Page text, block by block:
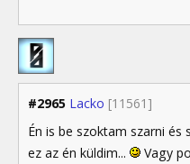
#2965 Lacko [11561]
Én is be szoktam szarni és
ez az én küldim...
Vagy